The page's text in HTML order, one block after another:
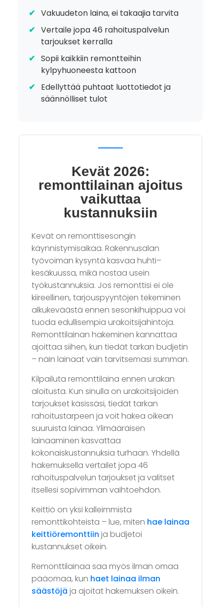
Vakuudeton laina, ei takaajia tarvita
Vertaile jopa 46 rahoituspalvelun
tarjoukset kerralla
Sopii kaikkiin remontteihin
kylpyhuoneesta kattoon
Edellyttää puhtaat luottotiedot ja
säännölliset tulot
Kevät 2026:
remonttilainan ajoitus
vaikuttaa
kustannuksiin
Kevät on remonttisesongin
käynnistymisaikaa. Rakennusalan
työvoiman kysyntä kasvaa huhti–
kesäkuussa, mikä nostaa usein
työkustannuksia. Jos remonttisi ei ole
kiireellinen, tarjouspyyntöjen tekeminen
alkukeväästä ennen sesonkihuippua voi
tuoda edullisempia urakoitsijahintoja.
Remonttilainan hakeminen kannattaa
ajoittaa siihen, kun tiedät tarkan budjetin
– näin lainaat vain tarvitsemasi summan.
Kilpailuta remonttilaina ennen urakan
aloitusta. Kun sinulla on urakoitsijoiden
tarjoukset käsissäsi, tiedät tarkan
rahoitustarpeen ja voit hakea oikean
suuruista lainaa. Ylimääräisen
lainaaminen kasvattaa
kokonaiskustannuksia turhaan. Yhdellä
hakemuksella vertailet jopa 46
rahoituspalvelun tarjoukset ja valitset
itsellesi sopivimman vaihtoehdon.
Keittiö on yksi kalleimmista
remonttikohteista – lue, miten hae lainaa
keittiöremonttiin ja budjetoi
kustannukset oikein.
Remonttilainaa saa myös ilman omaa
pääomaa, kun haet lainaa ilman
säästöjä ja ajoitat hakemuksen oikein.